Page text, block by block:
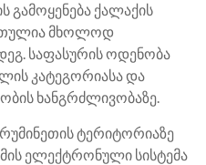
გამოყენება ქალაქის
მხოლოდ
საფასურის ოდენობა
კატეგორიასა და
ხანგრძლივობაზე.
ტერიტორიაზე
ელექტრონული სისტემა